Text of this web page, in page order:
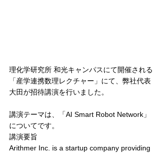
理化学研究所 和光キャンパスにて開催される
「産学連携数理レクチャー」にて、弊社代表
大田が招待講演を行いました。
講演テーマは、「AI Smart Robot Network」
についてです。
講演要旨
Arithmer Inc. is a startup company providing